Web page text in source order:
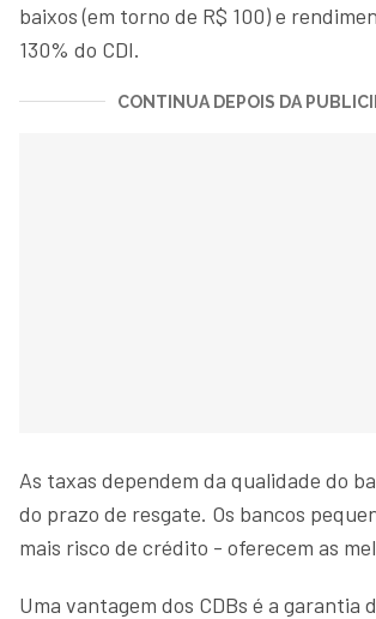
baixos (em torno de R$ 100) e
130% do CDI.
CONTINUA DEPOIS DA
As taxas dependem da qualidade do
do prazo de resgate. Os bancos
mais risco de crédito - oferecem as
Uma vantagem dos CDBs é a garantia